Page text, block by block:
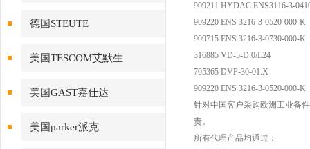
德国STEUTE
美国TESCOM艾默生
美国GAST嘉仕达
美国parker派克
909211 HYDAC ENS3116-3-
909220 ENS 3216-3-0520-000-K
909715 ENS 3216-3-0730-000-K
316885 VD-5-D.0/L24
705365 DVP-30-01.X
909220 ENS 3216-3-0520-000-K
针对中国客户采购欧洲工业备
责。
所有代理产品均通过：